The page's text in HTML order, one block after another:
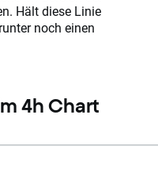
Hält diese Linie
noch einen
4h Chart